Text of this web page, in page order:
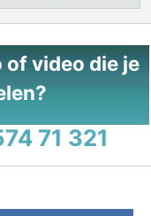
of video die je
71 321